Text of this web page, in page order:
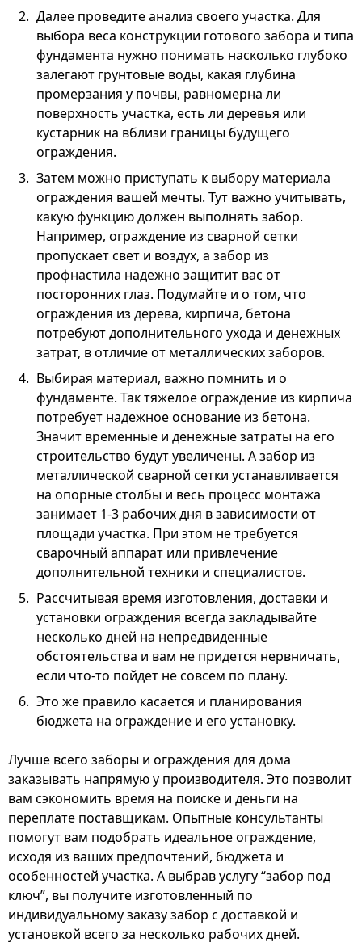
Далее проведите анализ своего участка. Для
выбора веса конструкции готового забора и типа
фундамента нужно понимать насколько глубоко
залегают грунтовые воды, какая глубина
промерзания у почвы, равномерна ли
поверхность участка, есть ли деревья или
кустарник на вблизи границы будущего
ограждения.
Затем можно приступать к выбору материала
ограждения вашей мечты. Тут важно учитывать,
какую функцию должен выполнять забор.
Например, ограждение из сварной сетки
пропускает свет и воздух, а забор из
профнастила надежно защитит вас от
посторонних глаз. Подумайте и о том, что
ограждения из дерева, кирпича, бетона
потребуют дополнительного ухода и денежных
затрат, в отличие от металлических заборов.
Выбирая материал, важно помнить и о
фундаменте. Так тяжелое ограждение из кирпича
потребует надежное основание из бетона.
Значит временные и денежные затраты на его
строительство будут увеличены. А забор из
металлической сварной сетки устанавливается
на опорные столбы и весь процесс монтажа
занимает 1-3 рабочих дня в зависимости от
площади участка. При этом не требуется
сварочный аппарат или привлечение
дополнительной техники и специалистов.
Рассчитывая время изготовления, доставки и
установки ограждения всегда закладывайте
несколько дней на непредвиденные
обстоятельства и вам не придется нервничать,
если что-то пойдет не совсем по плану.
Это же правило касается и планирования
бюджета на ограждение и его установку.
Лучше всего заборы и ограждения для дома
заказывать напрямую у производителя. Это позволит
вам сэкономить время на поиске и деньги на
переплате поставщикам. Опытные консультанты
помогут вам подобрать идеальное ограждение,
исходя из ваших предпочтений, бюджета и
особенностей участка. А выбрав услугу “забор под
ключ”, вы получите изготовленный по
индивидуальному заказу забор с доставкой и
установкой всего за несколько рабочих дней.